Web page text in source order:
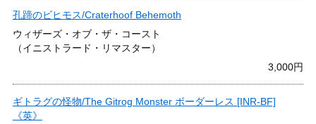
孔蹄のビヒモス/Craterhoof Behemoth
ウィザーズ・オブ・ザ・コースト
（イニストラード・リマスター）
3,000円
ギトラグの怪物/The Gitrog Monster ボーダーレス [INR-BF]
《英》